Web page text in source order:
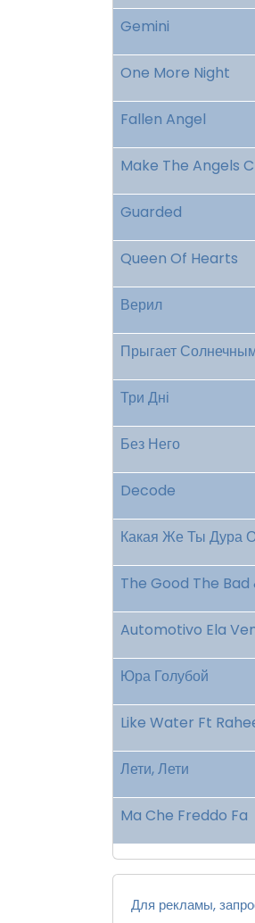
Gemini
One More Night
Fallen Angel
Make The Angels
Guarded
Queen Of Hearts
Верил
Прыгает
Три Дні
Без Него
Decode
Какая Же Ты Дура
The Good The
Automotivo Ela
Юра Голубой
Like Water Ft
Лети, Лети
Ma Che Freddo Fa
Для рекламы,